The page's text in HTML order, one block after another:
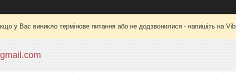
у Вас виникло термінове питання або не додзвонилися - напишіть на